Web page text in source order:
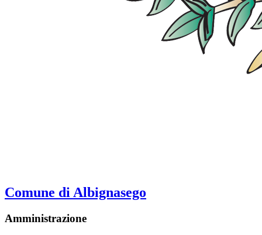
Comune di Albignasego
Amministrazione